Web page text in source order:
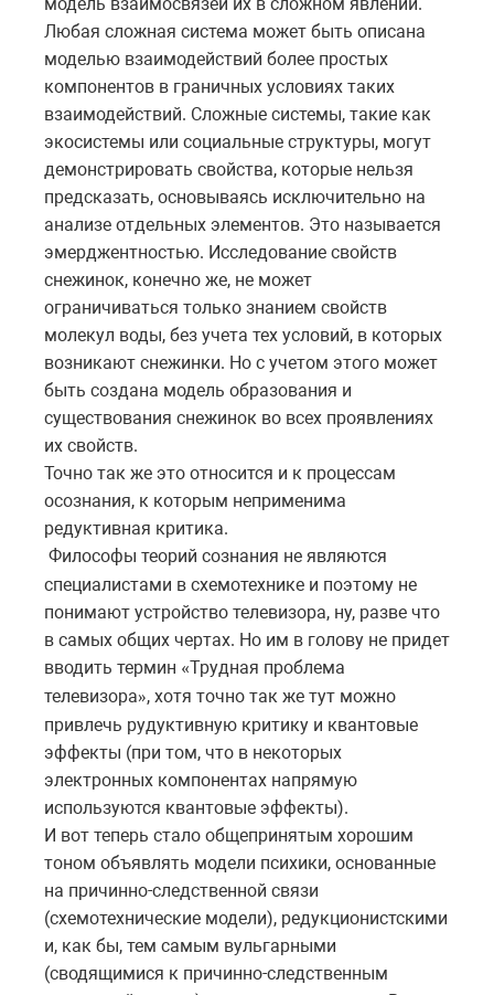
модель взаимосвязей их в сложном явлении.
Любая сложная система может быть описана
моделью взаимодействий более простых
компонентов в граничных условиях таких
взаимодействий. Сложные системы, такие как
экосистемы или социальные структуры, могут
демонстрировать свойства, которые нельзя
предсказать, основываясь исключительно на
анализе отдельных элементов. Это называется
эмерджентностью. Исследование свойств
снежинок, конечно же, не может
ограничиваться только знанием свойств
молекул воды, без учета тех условий, в которых
возникают снежинки. Но с учетом этого может
быть создана модель образования и
существования снежинок во всех проявлениях
их свойств.
Точно так же это относится и к процессам
осознания, к которым неприменима
редуктивная критика.
Философы теорий сознания не являются
специалистами в схемотехнике и поэтому не
понимают устройство телевизора, ну, разве что
в самых общих чертах. Но им в голову не придет
вводить термин «Трудная проблема
телевизора», хотя точно так же тут можно
привлечь рудуктивную критику и квантовые
эффекты (при том, что в некоторых
электронных компонентах напрямую
используются квантовые эффекты).
И вот теперь стало общепринятым хорошим
тоном объявлять модели психики, основанные
на причинно-следственной связи
(схемотехнические модели), редукционистскими
и, как бы, тем самым вульгарными
(сводящимися к причинно-следственным